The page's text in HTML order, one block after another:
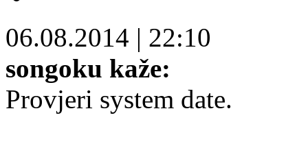
06.08.2014 | 22:10
songoku kaže:
Provjeri system date.